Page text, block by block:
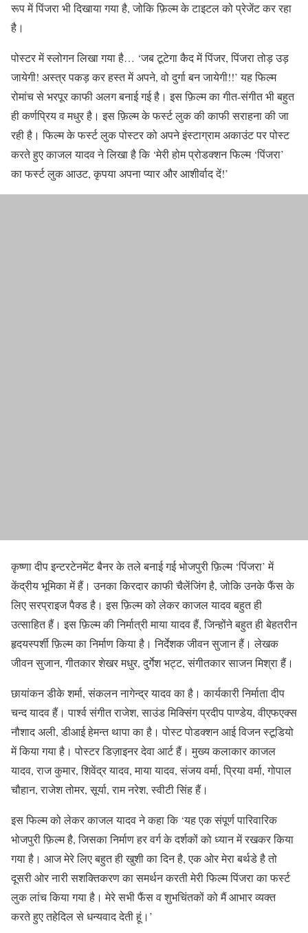
रूप में पिंजरा भी दिखाया गया है, जोकि फ़िल्म के टाइटल को प्रेजेंट कर रहा
है।
पोस्टर में स्लोगन लिखा गया है… ‘जब टूटेगा कैद में पिंजर, पिंजरा तोड़ उड़
जायेगी! अस्त्र पकड़ कर हस्त में अपने, वो दुर्गा बन जायेगी!!’ यह फिल्म
रोमांच से भरपूर काफी अलग बनाई गई है। इस फ़िल्म का गीत-संगीत भी बहुत
ही कर्णप्रिय व मधुर है। इस फ़िल्म के फर्स्ट लुक की काफी सराहना की जा
रही है। फिल्म के फर्स्ट लुक पोस्टर को अपने इंस्टाग्राम अकाउंट पर पोस्ट
करते हुए काजल यादव ने लिखा है कि ‘मेरी होम प्रोडक्शन फिल्म ‘पिंजरा’
का फर्स्ट लुक आउट, कृपया अपना प्यार और आशीर्वाद दें!’
कृष्णा दीप इन्टरटेनमेंट बैनर के तले बनाई गई भोजपुरी फ़िल्म ‘पिंजरा’ में
केंद्रीय भूमिका में हैं। उनका किरदार काफी चैलेंजिंग है, जोकि उनके फैंस के
लिए सरप्राइज पैक्ड है। इस फ़िल्म को लेकर काजल यादव बहुत ही
उत्साहित हैं। इस फ़िल्म की निर्मात्री माया यादव हैं, जिन्होंने बहुत ही बेहतरीन
हृदयस्पर्शी फ़िल्म का निर्माण किया है। निर्देशक जीवन सुजान हैं। लेखक
जीवन सुजान, गीतकार शेखर मधुर, दुर्गेश भट्ट, संगीतकार साजन मिश्रा हैं।
छायांकन डीके शर्मा, संकलन नागेन्द्र यादव का है। कार्यकारी निर्माता दीप
चन्द यादव हैं। पार्श्व संगीत राजेश, साउंड मिक्सिंग प्रदीप पाण्डेय, वीएफएक्स
नौशाद अली, डीआई हेमन्त थापा का है। पोस्ट पोडक्शन आई विजन स्टूडियो
में किया गया है। पोस्टर डिज़ाइनर देवा आर्ट हैं। मुख्य कलाकार काजल
यादव, राज कुमार, शिवेंद्र यादव, माया यादव, संजय वर्मा, प्रिया वर्मा, गोपाल
चौहान, राजेश तोमर, सूर्या, राम नरेश, स्वीटी सिंह हैं।
इस फिल्म को लेकर काजल यादव ने कहा कि ‘यह एक संपूर्ण पारिवारिक
भोजपुरी फ़िल्म है, जिसका निर्माण हर वर्ग के दर्शकों को ध्यान में रखकर किया
गया है। आज मेरे लिए बहुत ही खुशी का दिन है, एक ओर मेरा बर्थडे है तो
दूसरी ओर नारी सशक्तिकरण का समर्थन करती मेरी फिल्म पिंजरा का फर्स्ट
लुक लांच किया गया है। मेरे सभी फैंस व शुभचिंतकों को मैं आभार व्यक्त
करते हुए तहेदिल से धन्यवाद देती हूं।’